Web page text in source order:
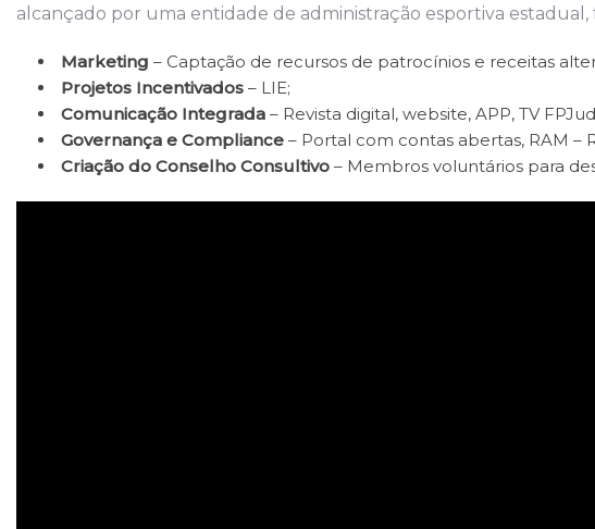
alcançado por uma entidade de administração esportiva
Marketing – Captação de recursos de patrocínios e receitas
Projetos Incentivados – LIE;
Comunicação Integrada – Revista digital, website, APP, TV
Governança e Compliance – Portal com contas abertas, RAM
Criação do Conselho Consultivo – Membros voluntários para